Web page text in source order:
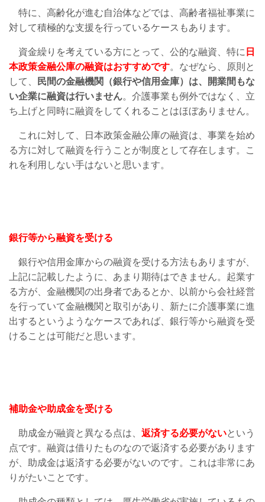
特に、高齢化が進む自治体などでは、高齢者福祉事業に
対して積極的な支援を行っているケースもあります。
資金繰りを考えている方にとって、公的な融資、特に 日
本政策金融公庫の融資はおすすめです。なぜなら、原則と
して、
民間の金融機関（銀行や信用金庫）は、開業間もな
い企業に融資は行いません。介護事業も例外ではなく、立
ち上げと同時に融資をしてくれることはほぼありません。
これに対して、日本政策金融公庫の融資は、事業を始め
る方に対して融資を行うことが制度として存在します。こ
れを利用しない手はないと思います。
銀行等から融資を受ける
銀行や信用金庫からの融資を受ける方法もありますが、
上記に記載したように、あまり期待はできません。起業す
る方が、金融機関の出身者であるとか、以前から会社経営
を行っていて金融機関と取引があり、新たに介護事業に進
出するというようなケースであれば、銀行等から融資を受
けることは可能だと思います。
補助金や助成金を受ける
助成金が融資と異なる点は、 返済する必要がないという
点です。融資は借りたものなので返済する必要があります
が、助成金は返済する必要がないのです。これは非常にあ
りがたいことです。